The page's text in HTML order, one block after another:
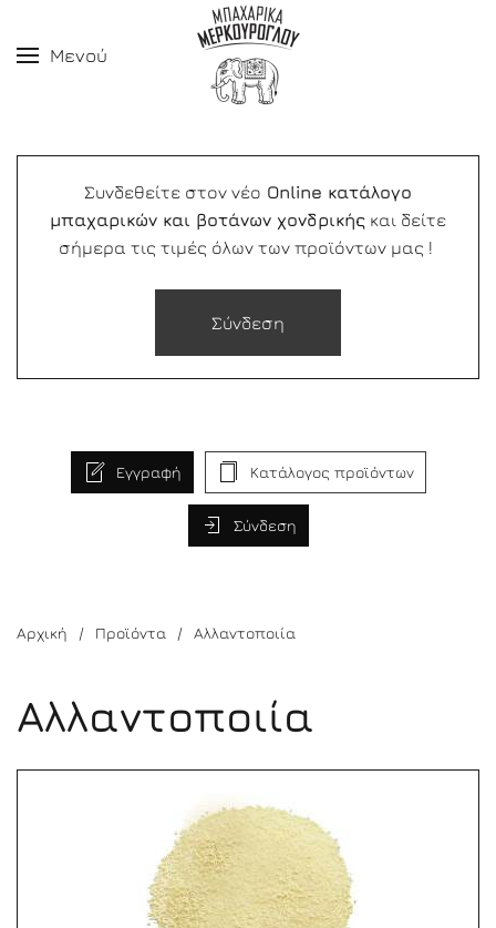
Μενού
Συνδεθείτε στον νέο Online κατάλογο
μπαχαρικών και βοτάνων χονδρικής και δείτε
σήμερα τις τιμές όλων των προϊόντων μας !
Σύνδεση
Εγγραφή Κατάλογος προϊόντων
Σύνδεση
Αρχική Προϊόντα Αλλαντοποιία
Αλλαντοποιία